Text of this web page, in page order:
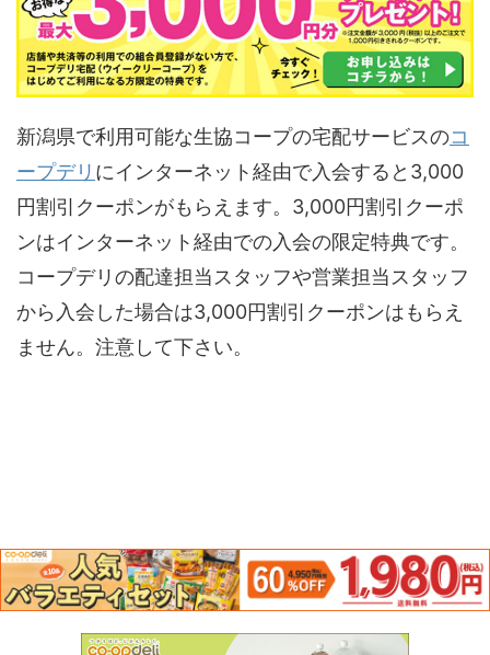
新潟県で利用可能な生協コープの宅配サービスのコ
ープデリ にインターネット経由で入会すると3,000
円割引クーポンがもらえます。3,000円割引クーポ
ンはインターネット経由での入会の限定特典です。
コープデリの配達担当スタッフや営業担当スタッフ
から入会した場合は3,000円割引クーポンはもらえ
ません。注意して下さい。